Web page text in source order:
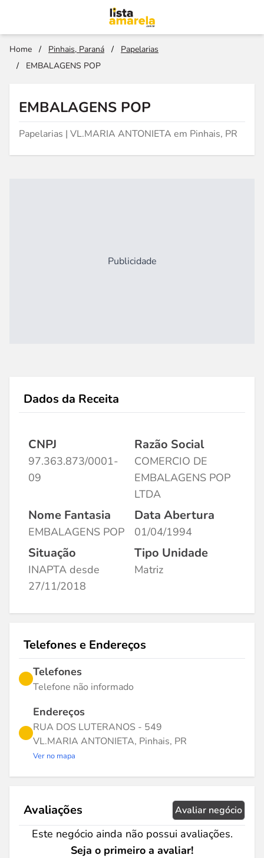
Home / Pinhais, Paraná /
Papelarias
/
EMBALAGENS POP
EMBALAGENS POP
Papelarias | VL.MARIA ANTONIETA em Pinhais, PR
Publicidade
Dados da Receita
CNPJ
97.363.873/0001-
09
Razão Social
COMERCIO DE
EMBALAGENS POP
LTDA
Nome Fantasia
EMBALAGENS POP
Data Abertura
01/04/1994
Situação
INAPTA desde
27/11/2018
Tipo Unidade
Matriz
Telefones e Endereços
Telefones
Telefone não informado
Endereços
RUA DOS LUTERANOS - 549
VL.MARIA ANTONIETA, Pinhais, PR
Ver no mapa
Avaliações Avaliar negócio
Este negócio ainda não possui avaliações.
Seja o primeiro a avaliar!